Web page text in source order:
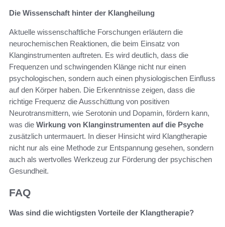
Die Wissenschaft hinter der Klangheilung
Aktuelle wissenschaftliche Forschungen erläutern die
neurochemischen Reaktionen, die beim Einsatz von
Klanginstrumenten auftreten. Es wird deutlich, dass die
Frequenzen und schwingenden Klänge nicht nur einen
psychologischen, sondern auch einen physiologischen Einfluss
auf den Körper haben. Die Erkenntnisse zeigen, dass die
richtige Frequenz die Ausschüttung von positiven
Neurotransmittern, wie Serotonin und Dopamin, fördern kann,
was die Wirkung von Klanginstrumenten auf die Psyche
zusätzlich untermauert. In dieser Hinsicht wird Klangtherapie
nicht nur als eine Methode zur Entspannung gesehen, sondern
auch als wertvolles Werkzeug zur Förderung der psychischen
Gesundheit.
FAQ
Was sind die wichtigsten Vorteile der Klangtherapie?